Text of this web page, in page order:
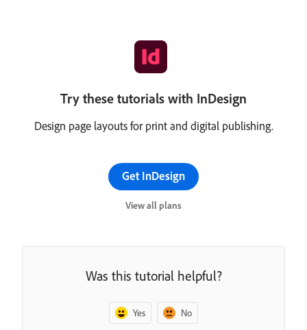
Try these tutorials with InDesign
Design page layouts for print and digital publishing.
Get InDesign
View all plans
Was this tutorial helpful?
Yes No